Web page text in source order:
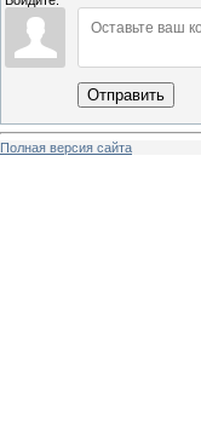
Отправить
Полная версия сайта